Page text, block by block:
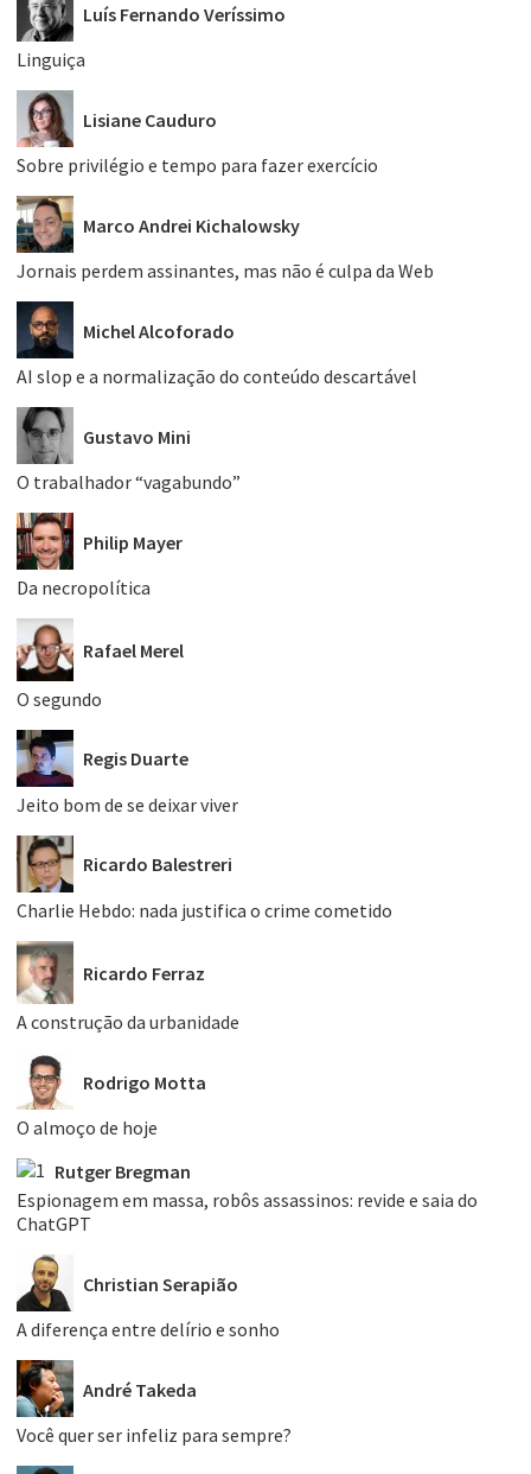
Luís Fernando Veríssimo
Linguiça
Lisiane Cauduro
Sobre privilégio e tempo para fazer exercício
Marco Andrei Kichalowsky
Jornais perdem assinantes, mas não é culpa da Web
Michel Alcoforado
AI slop e a normalização do conteúdo descartável
Gustavo Mini
O trabalhador “vagabundo”
Philip Mayer
Da necropolítica
Rafael Merel
O segundo
Regis Duarte
Jeito bom de se deixar viver
Ricardo Balestreri
Charlie Hebdo: nada justifica o crime cometido
Ricardo Ferraz
A construção da urbanidade
Rodrigo Motta
O almoço de hoje
Rutger Bregman
Espionagem em massa, robôs assassinos: revide e saia do
ChatGPT
Christian Serapião
A diferença entre delírio e sonho
André Takeda
Você quer ser infeliz para sempre?